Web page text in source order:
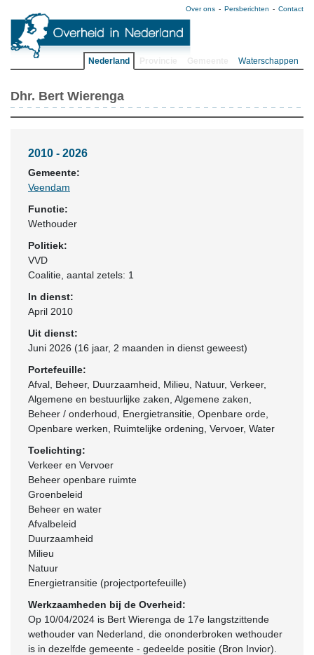
Over ons Persberichten Contact
Nederland Waterschappen
Dhr. Bert Wierenga
2010 - 2026
Gemeente:
Veendam
Functie:
Wethouder
Politiek:
VVD
Coalitie , aantal zetels: 1
In dienst:
April 2010
Uit dienst:
Juni 2026 (16 jaar, 2 maanden in dienst geweest)
Portefeuille:
Afval, Beheer, Duurzaamheid, Milieu, Natuur, Verkeer,
Algemene en bestuurlijke zaken, Algemene zaken,
Beheer / onderhoud, Energietransitie, Openbare orde,
Openbare werken, Ruimtelijke ordening, Vervoer, Water
Toelichting:
Verkeer en Vervoer
Beheer openbare ruimte
Groenbeleid
Beheer en water
Afvalbeleid
Duurzaamheid
Milieu
Natuur
Energietransitie (projectportefeuille)
Werkzaamheden bij de Overheid:
Op 10/04/2024 is Bert Wierenga de 17e langstzittende
wethouder van Nederland, die ononderbroken wethouder
is in dezelfde gemeente - gedeelde positie (Bron Invior).